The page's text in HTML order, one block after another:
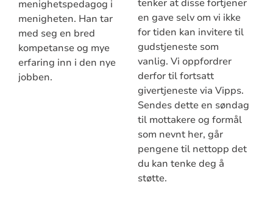
menighetspedagog i
menigheten. Han tar
med seg en bred
kompetanse og mye
erfaring inn i den nye
jobben.
tenker at disse fortjener
en gave selv om vi ikke
for tiden kan invitere til
gudstjeneste som
vanlig. Vi oppfordrer
derfor til fortsatt
givertjeneste via Vipps.
Sendes dette en søndag
til mottakere og formål
som nevnt her, går
pengene til nettopp det
du kan tenke deg å
støtte.